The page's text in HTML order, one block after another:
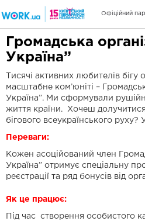
Офіційний
Громадська
Україна”
Тисячі активних любителів бігу
масштабне ком’юніті –
Україна”. Ми сформували
життя країни. Хочеш
бігового всеукраїнського руху?
Переваги:
Кожен асоційований член
Україна” отримує спеціальну
реєстрації та ряд бонусів від
Як це працює:
Під час створення особистого